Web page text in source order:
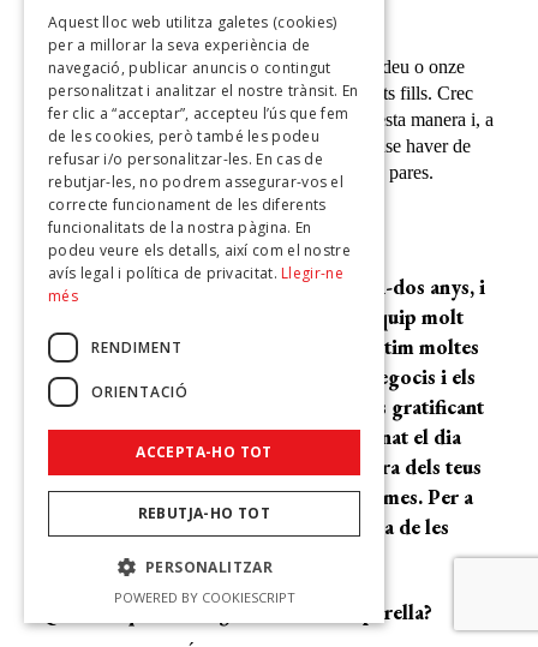
Tant ell com jo vam començar a ser tiets amb deu o onze
anys, i tots els nostres germans han tingut molts fills. Crec
que aquesta necessitat ja l’hem coberta d’aquesta manera i, a
més, la continuem gaudint moltíssim, però sense haver de
viure les exigències del dia a dia que tenen els pares.
Quin balanç fas dels 22 anys de relació?
Uf, vint-i-dos anys de matrimoni. Vint-i-dos anys, i
molt bons. Fantàstics, perquè fem un equip molt
sòlid. Ens respectem els espais, compartim moltes
coses, però cadascú té també els seus negocis i els
seus amics. I, tot i això, no hi ha res més gratificant
que arribar a casa i compartir com ha anat el dia
amb la teva parella, amb algú que s’alegra dels teus
èxits i que es preocupa pels teus problemes. Per a
mi, sincerament, la vida en parella és una de les
coses més importants.
Què és el que més t’agrada de la teva parella?
Aquest lloc web utilitza galetes (cookies)
per a millorar la seva experiència de
navegació, publicar anuncis o contingut
personalitzat i analitzar el nostre trànsit. En
fer clic a “acceptar”, accepteu l’ús que fem
de les cookies, però també les podeu
refusar i/o personalitzar-les. En cas de
rebutjar-les, no podrem assegurar-vos el
correcte funcionament de les diferents
funcionalitats de la nostra pàgina. En
podeu veure els detalls, així com el nostre
avís legal i política de privacitat. Llegir-ne
més
RENDIMENT
ORIENTACIÓ
ACCEPTA-HO TOT
REBUTJA-HO TOT
PERSONALITZAR
POWERED BY COOKIESCRIPT